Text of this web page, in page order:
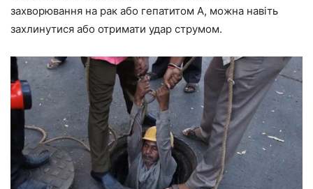
захворювання на рак або гепатитом А, можна навіть
захлинутися або отримати удар струмом.